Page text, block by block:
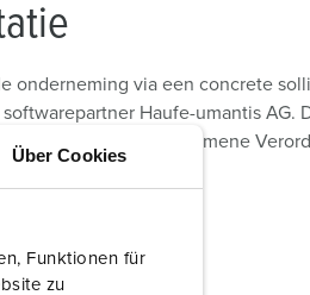
Über Cookies
Funktionen für
zu
onderneming via een concrete
Haufe-umantis AG.
7 van de AVG, de Algemene
behoren: